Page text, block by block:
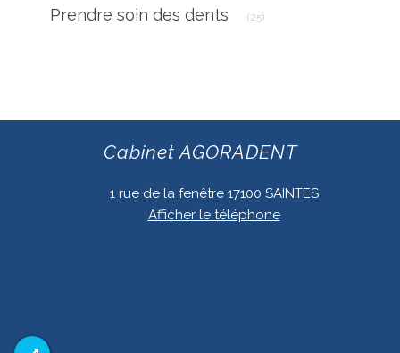
Prendre soin des dents (25)
Cabinet AGORADENT
1 rue de la fenêtre 17100 SAINTES
Afficher le téléphone